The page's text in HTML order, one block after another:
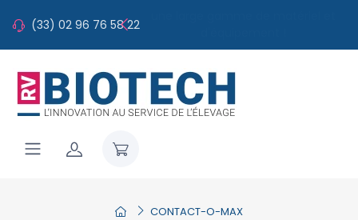
(33) 02 96 76 58 22
CONTACT-O-MAX